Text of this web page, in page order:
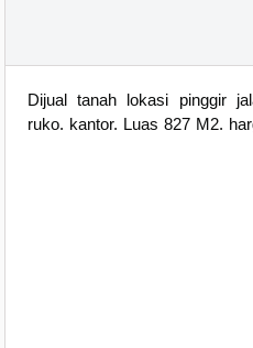
Dijual tanah lokasi pinggir
ruko. kantor. Luas 827 M2.